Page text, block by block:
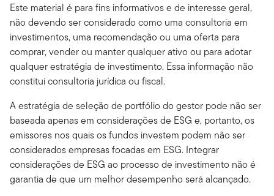
Este material é para fins informativos e de interesse geral,
não devendo ser considerado como uma consultoria em
investimentos, uma recomendação ou uma oferta para
comprar, vender ou manter qualquer ativo ou para adotar
qualquer estratégia de investimento. Essa informação não
constitui consultoria jurídica ou fiscal.
A estratégia de seleção de portfólio do gestor pode não ser
baseada apenas em considerações de ESG e, portanto, os
emissores nos quais os fundos investem podem não ser
considerados empresas focadas em ESG. Integrar
considerações de ESG ao processo de investimento não é
garantia de que um melhor desempenho será alcançado.